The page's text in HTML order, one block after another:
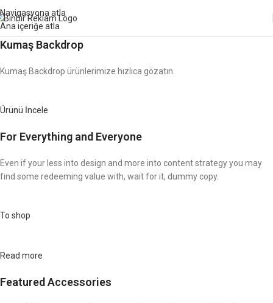
Navigasyona atla
Ana içeriğe atla
Kumaş Backdrop
Kumaş Backdrop ürünlerimize hızlıca gözatın.
Ürünü İncele
For Everything and Everyone
Even if your less into design and more into content strategy you may
find some redeeming value with, wait for it, dummy copy.
To shop
Read more
Featured Accessories